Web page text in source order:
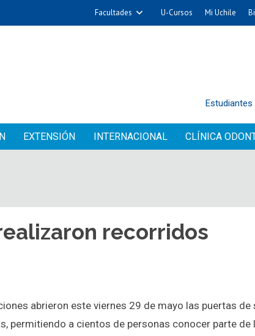
Facultades U-Cursos Mi Uchile
Estudiantes
EXTENSIÓN INTERNACIONAL CLÍNICA
recorridos
abrieron este viernes 29 de mayo las puertas de
permitiendo a cientos de personas conocer parte de